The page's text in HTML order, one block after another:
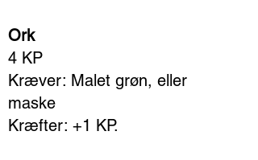
Ork
4 KP
Kræver: Malet grøn, eller
maske
Kræfter: +1 KP.